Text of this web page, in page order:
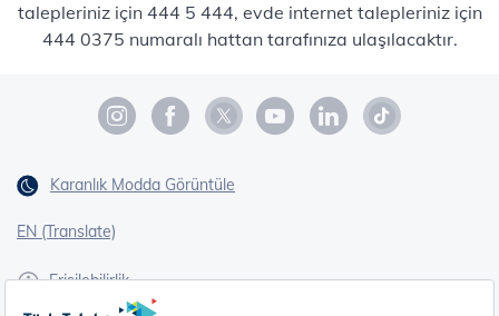
talepleriniz için 444 5 444, evde internet talepleriniz için
444 0375 numaralı hattan tarafınıza ulaşılacaktır.
Karanlık Modda Görüntüle
EN (Translate)
Erişilebilirlik